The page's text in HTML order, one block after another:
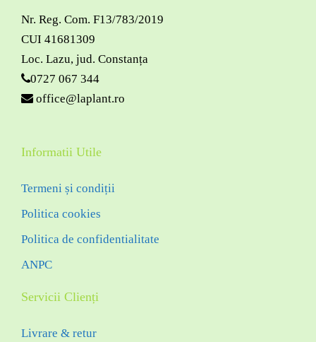
Nr. Reg. Com. F13/783/2019
CUI 41681309
Loc. Lazu, jud. Constanța
0727 067 344
office@laplant.ro
Informatii Utile
Termeni și condiții
Politica cookies
Politica de confidentialitate
ANPC
Servicii Clienți
Livrare & retur